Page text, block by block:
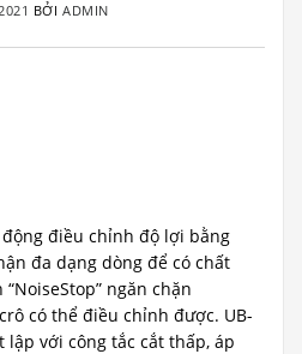
BỞIADMIN
điều chỉnh độ lợi bằng
đa dạng dòng để có chất
ngăn chặn
có thể điều chỉnh được. UB-
lập với công tắc cắt thấp, áp